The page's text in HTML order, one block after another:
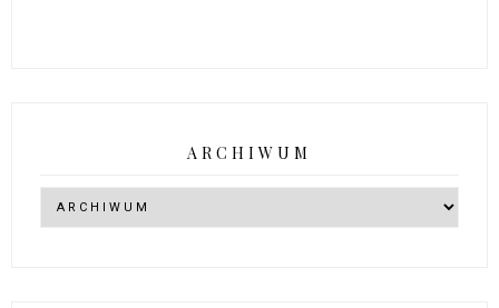
ARCHIWUM